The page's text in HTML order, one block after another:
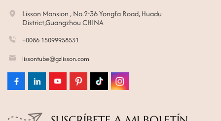
Lisson Mansion , No.2-36 Yongfa Road, Huadu
District,Guangzhou CHINA
+0086 15099958531
lissontube@gzlisson.com